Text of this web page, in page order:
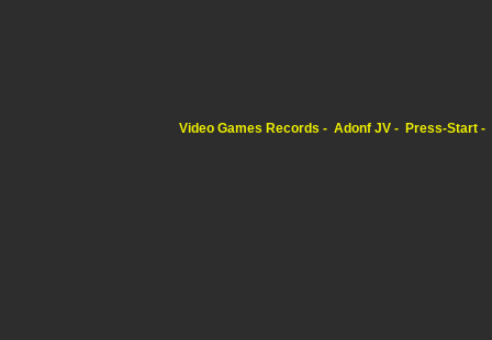
Video Games Records Adonf JV Press-Start